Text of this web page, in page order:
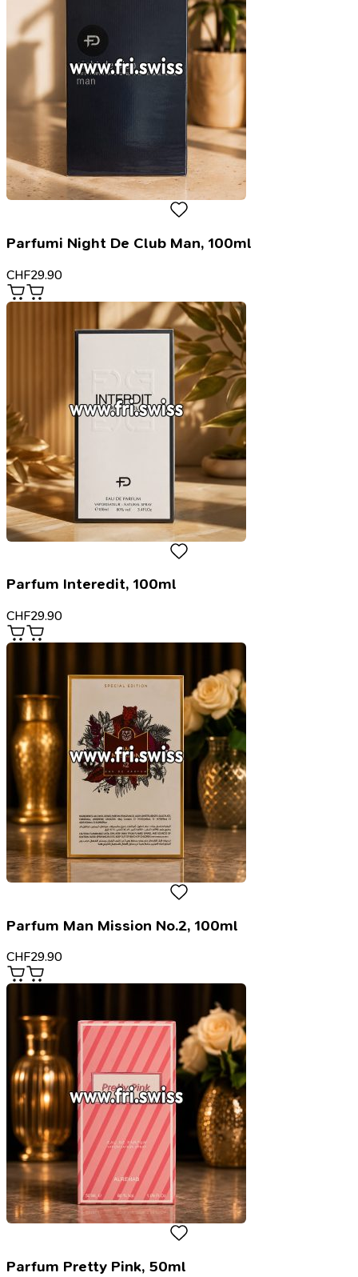
Parfumi Night De Club Man, 100ml
CHF29.90
Parfum Interedit, 100ml
CHF29.90
Parfum Man Mission No.2, 100ml
CHF29.90
Parfum Pretty Pink, 50ml